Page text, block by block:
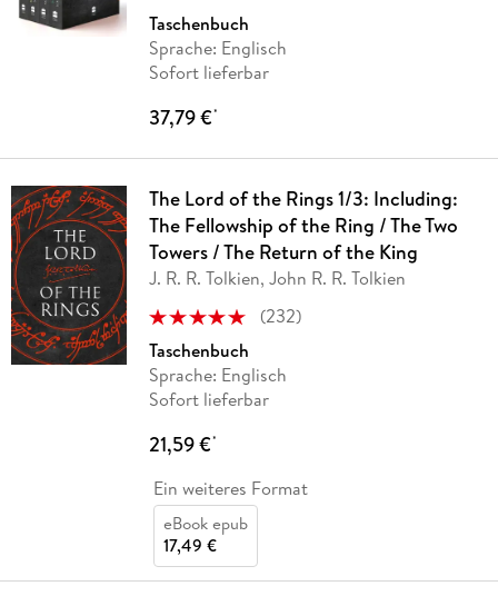
Taschenbuch
Sprache: Englisch
Sofort lieferbar
37,79 €*
The Lord of the Rings 1/3: Including:
The Fellowship of the Ring / The Two
Towers / The Return of the King
J. R. R. Tolkien, John R. R. Tolkien
(232)
Taschenbuch
Sprache: Englisch
Sofort lieferbar
21,59 €*
Ein weiteres Format
eBook epub
17,49 €